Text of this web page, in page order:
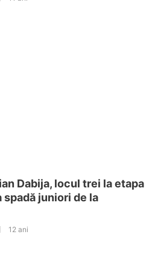
Dabija, locul trei la etapa
spadă juniori de la
12 ani